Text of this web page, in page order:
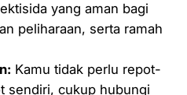
yang aman bagi
peliharaan, serta ramah
Kamu tidak perlu repot-
sendiri, cukup hubungi